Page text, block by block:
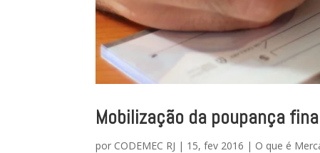
Mobilização da poupança
por CODEMEC RJ | 15, fev 2016 | O que é